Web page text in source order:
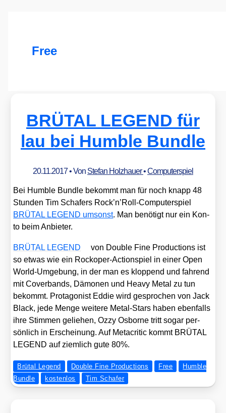
Free
BRÜTAL LEGEND für
lau bei Humble Bundle
20.11.2017• Von Stefan Holzhauer•Computerspiel
Bei Hum­ble Bund­le bekommt man für noch knapp 48
Stun­den Tim Scha­fers Rock’n’Roll-Computerspiel
BRÜTAL LEGEND umsonst. Man benö­tigt nur ein Kon­
to beim Anbie­ter.
BRÜTAL LEGEND
von Dou­ble Fine Pro­duc­tions ist
so etwas wie ein Rock­oper-Action­spiel in einer Open
World-Umge­bung, in der man es klop­pend und fah­rend
mit Cover­bands, Dämo­nen und Hea­vy Metal zu tun
bekommt. Prot­ago­nist Eddie wird gespro­chen von Jack
Black, jede Men­ge wei­te­re Metal-Stars haben eben­falls
ihre Stim­men gelie­hen, Ozzy Osbor­ne tritt sogar per­
sön­lich in Erschei­nung. Auf Meta­cri­tic kommt BRÜTAL
LEGEND auf ziem­lich gute 80%.
Brütal Legend Double Fine Productions Free
Humble
Bundle
kostenlos Tim Schafer